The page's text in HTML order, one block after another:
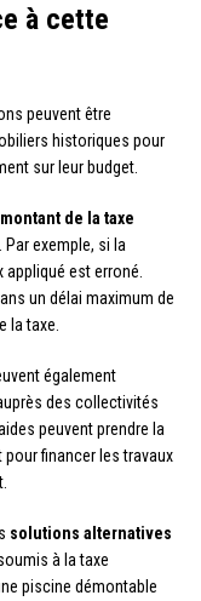
à cette
peuvent être
historiques pour
sur leur budget.
de la taxe
exemple, si la
est erroné.
un délai maximum de
la taxe.
également
des collectivités
peuvent prendre la
financer les travaux
solutions alternatives
à la taxe
piscine démontable